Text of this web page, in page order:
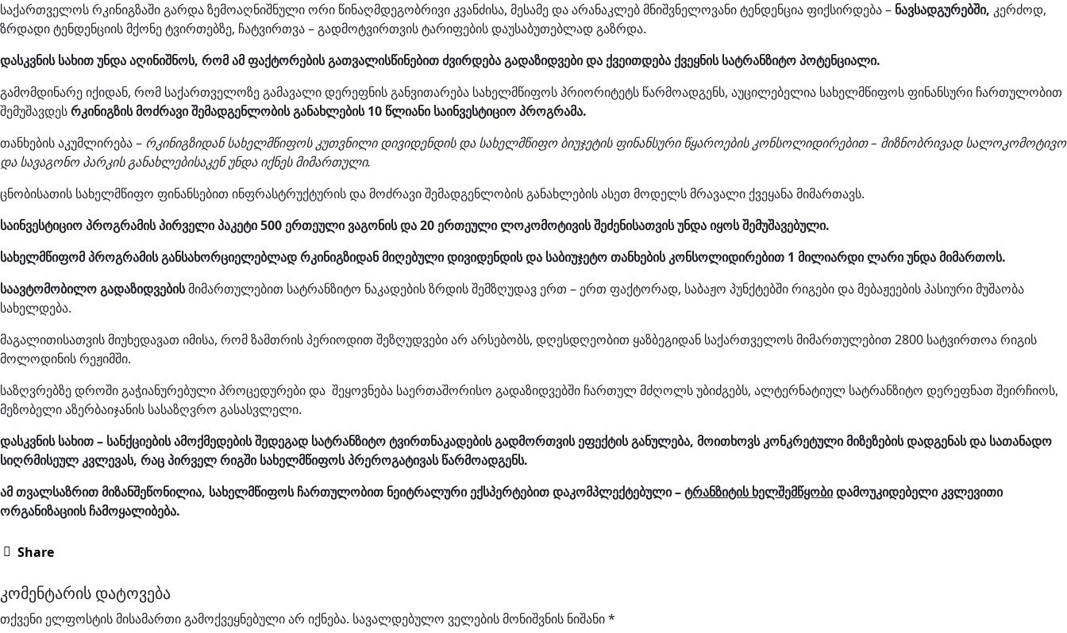
საქართველოს რკინიგზაში გარდა ზემოაღნიშნული ორი წინაღმდეგობრივი კვანძისა, მესამე და არანაკლებ მნიშვნელოვანი ტენდენცია ფიქსირდება – ნავსადგურებში, კერძოდ,
ზრდადი ტენდენციის მქონე ტვირთებზე, ჩატვირთვა – გადმოტვირთვის ტარიფების დაუსაბუთებლად გაზრდა.
დასკვნის სახით უნდა აღინიშნოს, რომ ამ ფაქტორების გათვალისწინებით ძვირდება გადაზიდვები და ქვეითდება ქვეყნის სატრანზიტო პოტენციალი.
გამომდინარე იქიდან, რომ საქართველოზე გამავალი დერეფნის განვითარება სახელმწიფოს პრიორიტეტს წარმოადგენს, აუცილებელია სახელმწიფოს ფინანსური ჩართულობით
შემუშავდესრკინიგზის მოძრავი შემადგენლობის განახლების 10 წლიანი საინვესტიციო პროგრამა.
თანხების აკუმლირება – რკინიგზიდან სახელმწიფოს კუთვნილი დივიდენდის და სახელმწიფო ბიუჯეტის ფინანსური წყაროების კონსოლიდირებით – მიზნობრივად სალოკომოტივო
და სავაგონო პარკის განახლებისაკენ უნდა იქნეს მიმართული.
ცნობისათის სახელმწიფო ფინანსებით ინფრასტრუქტურის და მოძრავი შემადგენლობის განახლების ასეთ მოდელს მრავალი ქვეყანა მიმართავს.
საინვესტიციო პროგრამის პირველი პაკეტი 500 ერთეული ვაგონის და 20 ერთეული ლოკომოტივის შეძენისათვის უნდა იყოს შემუშავებული.
სახელმწიფომ პროგრამის განსახორციელებლად რკინიგზიდან მიღებული დივიდენდის და საბიუჯეტო თანხების კონსოლიდირებით 1 მილიარდი ლარი უნდა მიმართოს.
საავტომობილო გადაზიდვებისმიმართულებით სატრანზიტო ნაკადების ზრდის შემზღუდავ ერთ – ერთ ფაქტორად, საბაჟო პუნქტებში რიგები და მებაჟეების პასიური მუშაობა
სახელდება.
მაგალითისათვის მიუხედავათ იმისა, რომ ზამთრის პერიოდით შეზღუდვები არ არსებობს, დღესდღეობით ყაზბეგიდან საქართველოს მიმართულებით 2800 სატვირთოა რიგის
მოლოდინის რეჟიმში.
საზღვრებზე დროში გაჭიანურებული პროცედურები და შეყოვნება საერთაშორისო გადაზიდვებში ჩართულ მძღოლს უბიძგებს, ალტერნატიულ სატრანზიტო დერეფნათ შეირჩიოს,
მეზობელი აზერბაიჯანის სასაზღვრო გასასვლელი.
დასკვნის სახით – სანქციების ამოქმედების შედეგად სატრანზიტო ტვირთნაკადების გადმორთვის ეფექტის განულება, მოითხოვსკონკრეტული მიზეზების დადგენას და სათანადო
სიღრმისეულ კვლევას, რაც პირველ რიგში სახელმწიფოს პრეროგატივას წარმოადგენს.
ამ თვალსაზრით მიზანშეწონილია, სახელმწიფოს ჩართულობით ნეიტრალური ექსპერტებით დაკომპლექტებული –ტრანზიტის ხელშემწყობიდამოუკიდებელი კვლევითი
ორგანიზაციის ჩამოყალიბება.
Share
კომენტარის დატოვება
თქვენი ელფოსტის მისამართი გამოქვეყნებული არ იქნება. სავალდებულო ველების მონიშვნის ნიშანი*